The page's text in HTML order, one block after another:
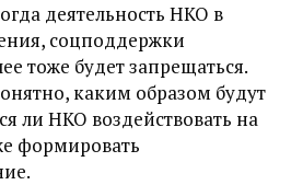
деятельность НКО в
соцподдержки
тоже будет запрещаться.
каким образом будут
ли НКО воздействовать на
формировать